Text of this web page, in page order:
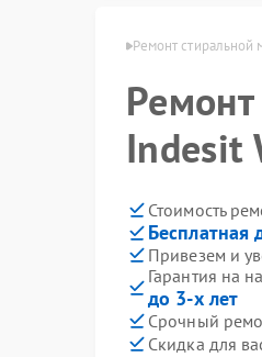
Ремонт
Indesit
Стоимость
Бесплатная
Привезем и
Гарантия на
до 3-х лет
Срочный
Скидка для